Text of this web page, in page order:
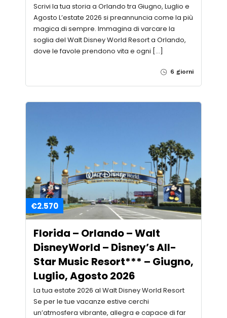
Scrivi la tua storia a Orlando tra Giugno, Luglio e
Agosto L’estate 2026 si preannuncia come la più
magica di sempre. Immagina di varcare la
soglia del Walt Disney World Resort a Orlando,
dove le favole prendono vita e ogni […]
6 giorni
€2.570
Florida – Orlando – Walt
DisneyWorld – Disney’s All-
Star Music Resort*** – Giugno,
Luglio, Agosto 2026
La tua estate 2026 al Walt Disney World Resort
Se per le tue vacanze estive cerchi
un’atmosfera vibrante, allegra e capace di far